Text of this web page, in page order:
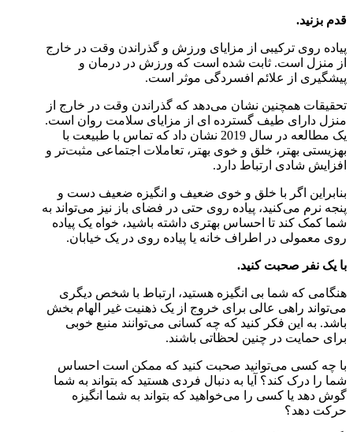
قدم بزنید.
پیاده روی ترکیبی از مزایای ورزش و گذراندن وقت در خارج
از منزل است. ثابت شده است که ورزش در درمان و
پیشگیری از علائم افسردگی موثر است.
تحقیقات همچنین نشان می‌دهد که گذراندن وقت در خارج از
منزل دارای طیف گسترده ای از مزایای سلامت روان است.
یک مطالعه در سال 2019 نشان داد که تماس با طبیعت با
بهزیستی بهتر، خلق و خوی بهتر، تعاملات اجتماعی مثبت‌تر و
افزایش شادی ارتباط دارد.
بنابراین اگر با خلق و خوی ضعیف و انگیزه ضعیف دست و
پنجه نرم می‌کنید، پیاده روی حتی در فضای باز نیز می‌تواند به
شما کمک کند تا احساس بهتری داشته باشید، خواه یک پیاده
روی معمولی در اطراف خانه یا پیاده روی در یک خیابان.
با یک نفر صحبت کنید.
هنگامی که شما بی انگیزه هستید، ارتباط با شخص دیگری
می‌تواند راهی عالی برای خروج از یک ذهنیت غیر الهام بخش
باشد. به این فکر کنید که چه کسانی می‌توانند منبع خوبی
برای حمایت در چنین لحظاتی باشند.
با چه کسی می‌توانید صحبت کنید که ممکن است احساس
شما را درک کند؟ آیا به دنبال فردی هستید که بتواند به شما
گوش دهد یا کسی را می‌خواهید که بتواند به شما انگیزه
حرکت دهد؟